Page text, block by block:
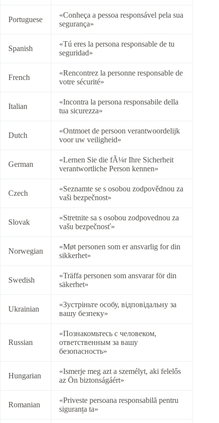
Portuguese
«Conheça a pessoa responsável pela sua
segurança»
Spanish
«Tú eres la persona responsable de tu
seguridad»
French
«Rencontrez la personne responsable de
votre sécurité»
Italian
«Incontra la persona responsabile della
tua sicurezza»
Dutch
«Ontmoet de persoon verantwoordelijk
voor uw veiligheid»
German
«Lernen Sie die fÃ¼r Ihre Sicherheit
verantwortliche Person kennen»
Czech
«Seznamte se s osobou zodpovědnou za
vaši bezpečnost»
Slovak
«Stretnite sa s osobou zodpovednou za
vašu bezpečnosť»
Norwegian
«Møt personen som er ansvarlig for din
sikkerhet»
Swedish
«Träffa personen som ansvarar för din
säkerhet»
Ukrainian
«Зустріньте особу, відповідальну за
вашу безпеку»
Russian
«Познакомьтесь с человеком,
ответственным за вашу
безопасность»
Hungarian
«Ismerje meg azt a személyt, aki felelős
az Ön biztonságáért»
Romanian
«Priveste persoana responsabilă pentru
siguranța ta»